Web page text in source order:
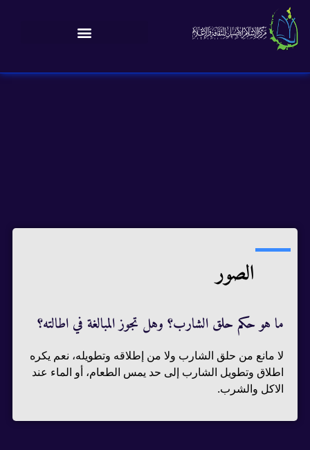
الصور
ما هو حكم حلق الشارب؟ وهل تجوز المبالغة في اطالته؟
لا مانع من حلق الشارب ولا من إطلاقه وتطويله، نعم يكره
اطلاق وتطويل الشارب إلى حد يمس الطعام، أو الماء عند
الاكل والشرب.